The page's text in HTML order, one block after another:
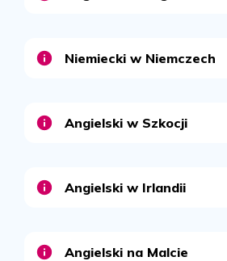
Niemiecki w Niemczech
Angielski w Szkocji
Angielski w Irlandii
Angielski na Malcie